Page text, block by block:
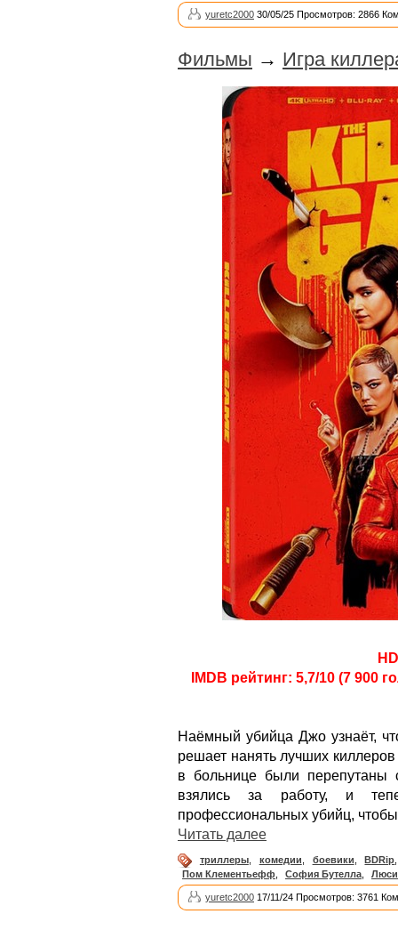
yuretc2000 30/05/25 Просмотров: 2866
Фильмы → Игра
IMDB рейтинг: 5,7/10 (7 900
Наёмный убийца Джо узнаёт,
решает нанять лучших
в больнице были
взялись за работу, и
профессиональных убийц,
Читать далее
триллеры, комедии боевики BDRip
Пом Клементьефф, София Бутелла,
yuretc2000 17/11/24 Просмотров: 3761